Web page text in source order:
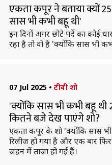
एकता कपूर ने बताया क्यों
सास भी कभी बहू थी'
इन दिनों अगर छोटे पर्दे का कोई
रहा है तो वो है 'क्योंकि सास भी
07 Jul 2025 • टीवी शो
'क्योंकि सास भी कभी बहू थी
कितने बजे देख पाएंगे शो?
एकता कपूर के शो 'क्याेंकि सास भी
रिलीज हो गया है और एक बार
जहन में ताजा हो गई हैं।